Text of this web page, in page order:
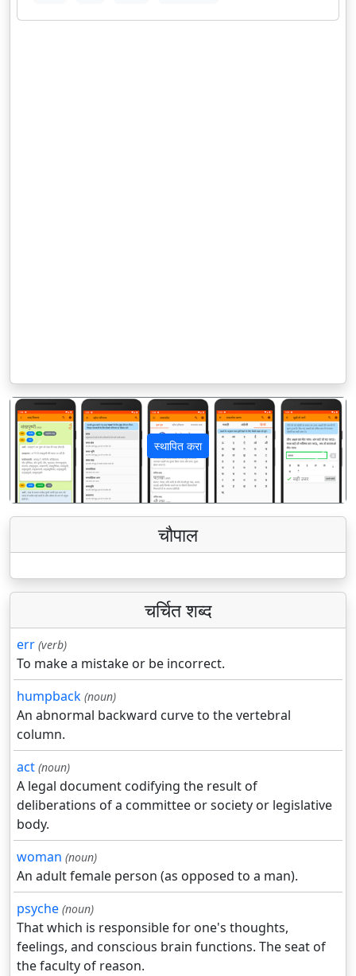
स्थापित करा
पिछला अगला
चौपाल
चर्चित शब्द
err (verb)
To make a mistake or be incorrect.
humpback (noun)
An abnormal backward curve to the vertebral
column.
act (noun)
A legal document codifying the result of
deliberations of a committee or society or legislative
body.
woman (noun)
An adult female person (as opposed to a man).
psyche (noun)
That which is responsible for one's thoughts,
feelings, and conscious brain functions. The seat of
the faculty of reason.